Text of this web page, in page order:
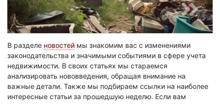
В разделе новостей мы знакомим вас с изменениями
законодательства и значимыми событиями в сфере учета
недвижимости. В своих статьях мы стараемся
анализировать нововведения, обращая внимание на
важные детали. Также мы подбираем ссылки на наиболее
интересные статьи за прошедшую неделю. Если вам